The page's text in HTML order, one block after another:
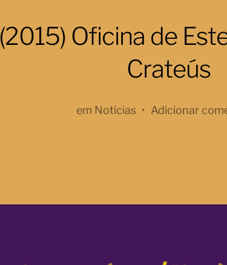
(2015) Oficina de
Crateús
em Notícias • Adicionar